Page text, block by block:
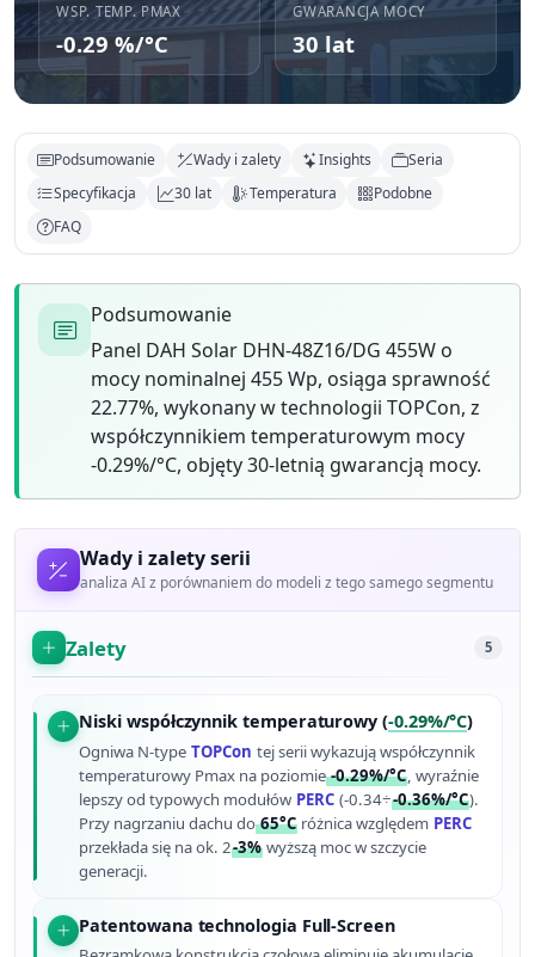
WSP. TEMP. PMAX
-0.29 %/°C
GWARANCJA MOCY
30 lat
Podsumowanie Wady i zalety Insights
Seria
Specyfikacja
30 lat Temperatura
Podobne
FAQ
Podsumowanie
Panel DAH Solar DHN-48Z16/DG 455W o
mocy nominalnej 455 Wp, osiąga sprawność
22.77%, wykonany w technologii TOPCon, z
współczynnikiem temperaturowym mocy
-0.29%/°C, objęty 30-letnią gwarancją mocy.
Wady i zalety serii
analiza AI z porównaniem do modeli z tego samego segmentu
Zalety 5
Niski współczynnik temperaturowy (-0.29%/°C)
Ogniwa N-type TOPCon tej serii wykazują współczynnik
temperaturowy Pmax na poziomie-0.29%/°C, wyraźnie
lepszy od typowych modułów PERC (-0.34÷-0.36%/°C).
Przy nagrzaniu dachu do65°C różnica względem PERC
przekłada się na ok. 2-3% wyższą moc w szczycie
generacji.
Patentowana technologia Full-Screen